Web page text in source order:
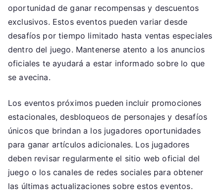
oportunidad de ganar recompensas y descuentos
exclusivos. Estos eventos pueden variar desde
desafíos por tiempo limitado hasta ventas especiales
dentro del juego. Mantenerse atento a los anuncios
oficiales te ayudará a estar informado sobre lo que
se avecina.
Los eventos próximos pueden incluir promociones
estacionales, desbloqueos de personajes y desafíos
únicos que brindan a los jugadores oportunidades
para ganar artículos adicionales. Los jugadores
deben revisar regularmente el sitio web oficial del
juego o los canales de redes sociales para obtener
las últimas actualizaciones sobre estos eventos.